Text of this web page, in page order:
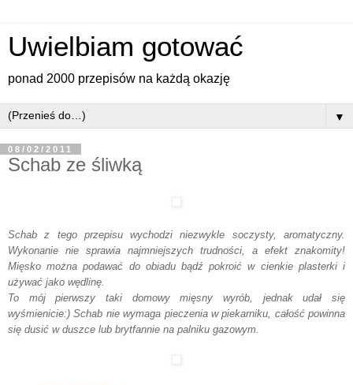
Uwielbiam gotować
ponad 2000 przepisów na każdą okazję
▼
08/02/2011
Schab ze śliwką
Schab z tego przepisu wychodzi niezwykle soczysty, aromatyczny.
Wykonanie nie sprawia najmniejszych trudności, a efekt znakomity!
Mięsko można podawać do obiadu bądź pokroić w cienkie plasterki i
używać jako wędlinę.
To mój pierwszy taki domowymięsnywyrób, jednak udał się
wyśmienicie:) Schab nie wymaga pieczenia w piekarniku, całość powinna
się dusić w duszce lub brytfannie na palniku gazowym.